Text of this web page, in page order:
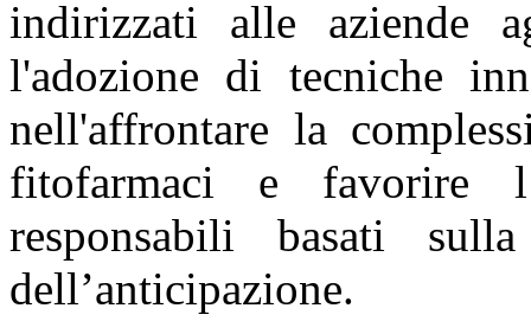
indirizzati alle aziende
l'adozione di tecniche
nell'affrontare la
fitofarmaci e favorire
responsabili basati
dell’anticipazione.